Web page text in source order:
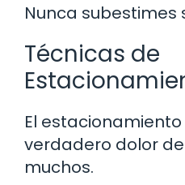
Nunca subestimes
Técnicas de
El
verdadero dolor
muchos.